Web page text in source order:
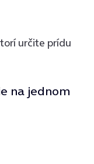
určite prídu
na jednom